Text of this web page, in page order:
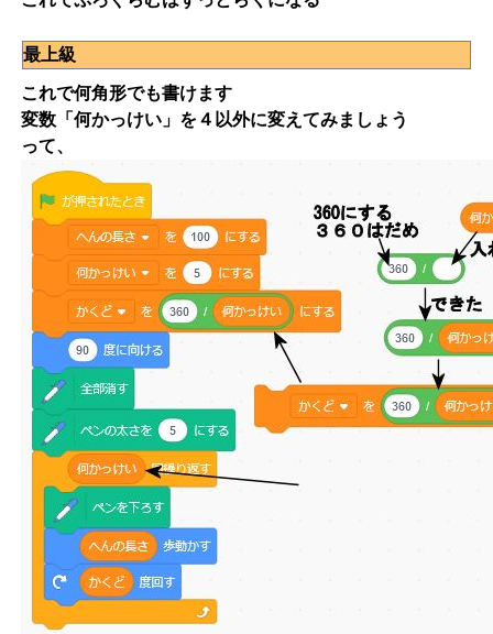
最上級
これで何角形でも書けます
変数「何かっけい」を４以外に変えてみましょう
って、